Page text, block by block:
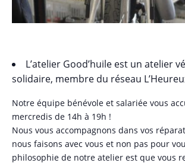
L’atelier Good’huile est un atelier
solidaire, membre du réseau
Notre équipe bénévole et salariée vous
mercredis de 14h à 19h !
Nous vous accompagnons dans vos
nous faisons avec vous et non pas pour
philosophie de notre atelier est que vous